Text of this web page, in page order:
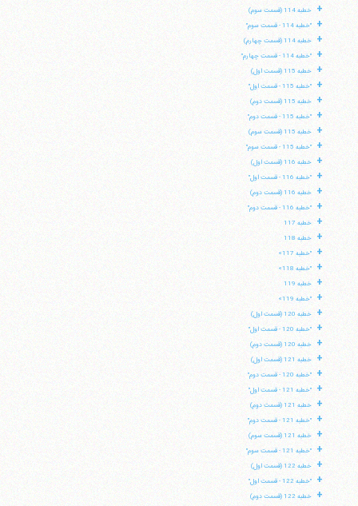
+ خطبه 114 (قسمت سوم)
+ "خطبه 114 - قسمت سوم"
+ خطبه 114 (قسمت چهارم)
+ "خطبه 114 - قسمت چهارم"
+ خطبه 115 (قسمت اول)
+ "خطبه 115 - قسمت اول"
+ خطبه 115 (قسمت دوم)
+ "خطبه 115 - قسمت دوم"
+ خطبه 115 (قسمت سوم)
+ "خطبه 115 - قسمت سوم"
+ خطبه 116 (قسمت اول)
+ "خطبه 116 - قسمت اول"
+ خطبه 116 (قسمت دوم)
+ "خطبه 116 - قسمت دوم"
+ خطبه 117
+ خطبه 118
+ "خطبه 117»
+ "خطبه 118»
+ خطبه 119
+ "خطبه 119»
+ خطبه 120 (قسمت اول)
+ "خطبه 120 - قسمت اول"
+ خطبه 120 (قسمت دوم)
+ خطبه 121 (قسمت اول)
+ "خطبه 120 - قسمت دوم"
+ "خطبه 121 - قسمت اول"
+ خطبه 121 (قسمت دوم)
+ "خطبه 121 - قسمت دوم"
+ خطبه 121 (قسمت سوم)
+ "خطبه 121 - قسمت سوم"
+ خطبه 122 (قسمت اول)
+ "خطبه 122 - قسمت اول"
+ خطبه 122 (قسمت دوم)